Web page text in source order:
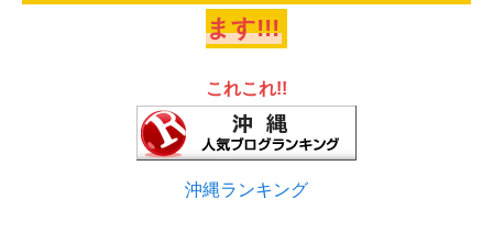
ます!!!
これこれ!!
沖縄ランキング